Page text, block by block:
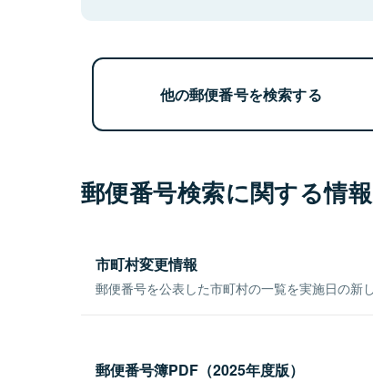
他の郵便番号を検索する
郵便番号検索に関する情報
市町村変更情報
郵便番号を公表した市町村の一覧を実施日の新
郵便番号簿PDF（2025年度版）